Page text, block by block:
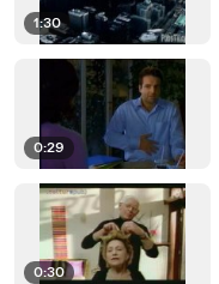
1:30
0:29
0:30